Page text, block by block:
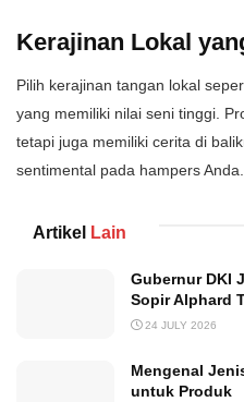
Kerajinan Lokal
Pilih kerajinan tangan lokal
yang memiliki nilai seni tinggi.
tetapi juga memiliki cerita di
sentimental pada hampers Anda.
Artikel Lain
Gubernur DKI
Sopir Alphard
24 JULY 2026
Mengenal
untuk Produk